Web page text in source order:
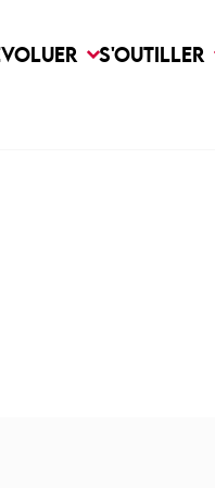
S'OUTILLER